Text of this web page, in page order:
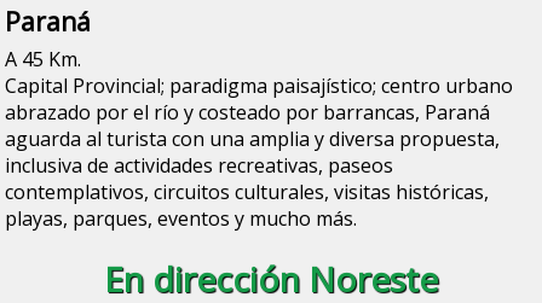
Paraná
A 45 Km.
Capital Provincial; paradigma paisajístico; centro urbano
abrazado por el río y costeado por barrancas, Paraná
aguarda al turista con una amplia y diversa propuesta,
inclusiva de actividades recreativas, paseos
contemplativos, circuitos culturales, visitas históricas,
playas, parques, eventos y mucho más.
En dirección Noreste